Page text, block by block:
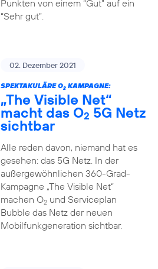
Punkten von einem “Gut” auf ein
“Sehr gut”.
02. Dezember 2021
SPEKTAKULÄRE O2KAMPAGNE:
„The Visible Net“
macht das O2 5G Netz
sichtbar
Alle reden davon, niemand hat es
gesehen: das 5G Netz. In der
außergewöhnlichen 360-Grad-
Kampagne „The Visible Net“
machen O2und Serviceplan
Bubble das Netz der neuen
Mobilfunkgeneration sichtbar.